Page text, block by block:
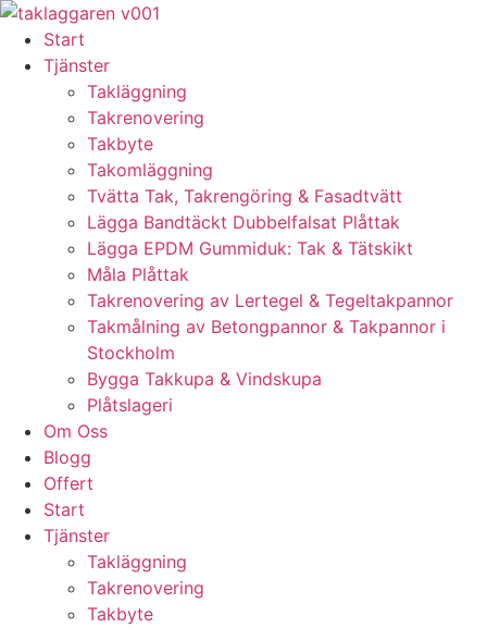
Skip
content
Start
Tjänster
Takläggning
Takrenovering
Takbyte
Takomläggning
Tvätta Tak, Takrengöring & Fasadtvätt
Lägga Bandtäckt Dubbelfalsat Plåttak
Lägga EPDM Gummiduk: Tak & Tätskikt
Måla Plåttak
Takrenovering av Lertegel & Tegeltakpannor
Takmålning av Betongpannor & Takpannor i
Stockholm
Bygga Takkupa & Vindskupa
Plåtslageri
Om Oss
Blogg
Offert
Start
Tjänster
Takläggning
Takrenovering
Takbyte